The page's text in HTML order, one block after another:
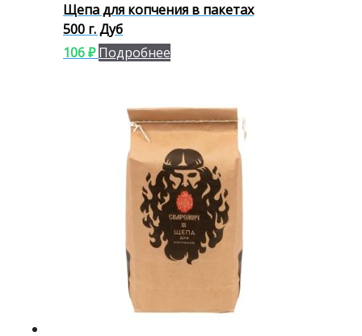
Щепа для копчения в пакетах
500 г. Дуб
106₽ Подробнее